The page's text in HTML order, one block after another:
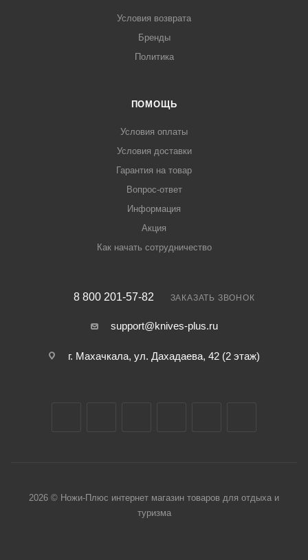
Условия возврата
Бренды
Политика
ПОМОЩЬ
Условия оплаты
Условия доставки
Гарантия на товар
Вопрос-ответ
Информация
Акция
Как начать сотрудничество
8 800 201-57-82 ЗАКАЗАТЬ ЗВОНОК
support@knives-plus.ru
г. Махачкала, ул. Дахадаева, 42 (2 этаж)
2026 © Ножи-Плюс интернет магазин товаров для отдыха и
туризма